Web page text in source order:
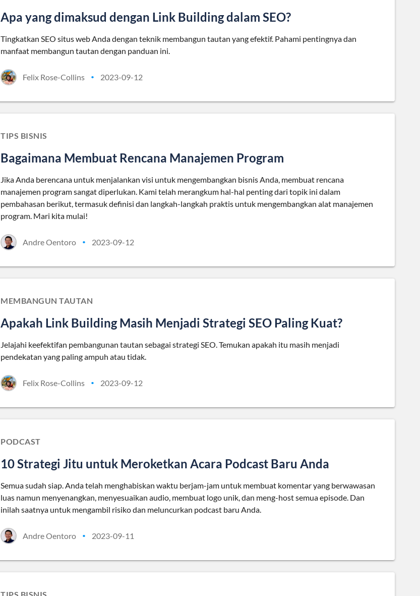
Apa yang dimaksud dengan Link Building dalam SEO?
Tingkatkan SEO situs web Anda dengan teknik membangun tautan yang efektif. Pahami pentingnya dan
manfaat membangun tautan dengan panduan ini.
Felix Rose-Collins • 2023-09-12
TIPS BISNIS
Bagaimana Membuat Rencana Manajemen Program
Jika Anda berencana untuk menjalankan visi untuk mengembangkan bisnis Anda, membuat rencana
manajemen program sangat diperlukan. Kami telah merangkum hal-hal penting dari topik ini dalam
pembahasan berikut, termasuk definisi dan langkah-langkah praktis untuk mengembangkan alat manajemen
program. Mari kita mulai!
Andre Oentoro • 2023-09-12
MEMBANGUN TAUTAN
Apakah Link Building Masih Menjadi Strategi SEO Paling Kuat?
Jelajahi keefektifan pembangunan tautan sebagai strategi SEO. Temukan apakah itu masih menjadi
pendekatan yang paling ampuh atau tidak.
Felix Rose-Collins • 2023-09-12
PODCAST
10 Strategi Jitu untuk Meroketkan Acara Podcast Baru Anda
Semua sudah siap. Anda telah menghabiskan waktu berjam-jam untuk membuat komentar yang berwawasan
luas namun menyenangkan, menyesuaikan audio, membuat logo unik, dan meng-host semua episode. Dan
inilah saatnya untuk mengambil risiko dan meluncurkan podcast baru Anda.
Andre Oentoro • 2023-09-11